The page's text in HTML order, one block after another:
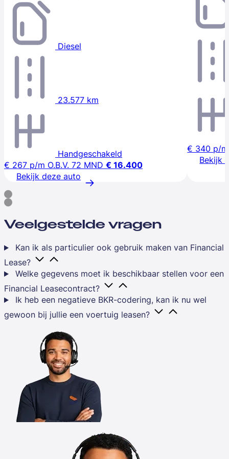
Diesel
23.577 km
Handgeschakeld
€ 267 p/m O.B.V. 72 MND € 16.400
Bekijk deze auto
€ 340 p/m
Bekijk
Veelgestelde vragen
Kan ik als particulier ook gebruik maken van Financial
Lease?
Welke gegevens moet ik beschikbaar stellen voor een
Financial Leasecontract?
Ik heb een negatieve BKR-codering, kan ik nu wel
gewoon bij jullie een voertuig leasen?